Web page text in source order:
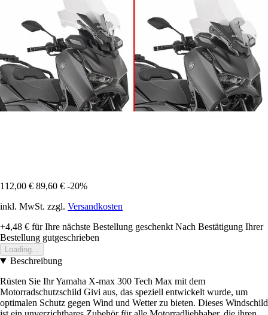
112,00 € 89,60 € -20%
inkl. MwSt. zzgl. Versandkosten
+4,48 € für Ihre nächste Bestellung geschenkt Nach Bestätigung Ihrer
Bestellung gutgeschrieben
Loading...
Beschreibung
Rüsten Sie Ihr Yamaha X-max 300 Tech Max mit dem
Motorradschutzschild Givi aus, das speziell entwickelt wurde, um
optimalen Schutz gegen Wind und Wetter zu bieten. Dieses Windschild